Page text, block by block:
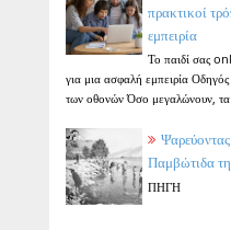
πρακτικοί
εμπειρία
Το παιδί σας
για μια ασφαλή εμπειρία
των οθονών Όσο μεγαλώνουν, τα
Παμβώτιδα
ΠΗΓΗ